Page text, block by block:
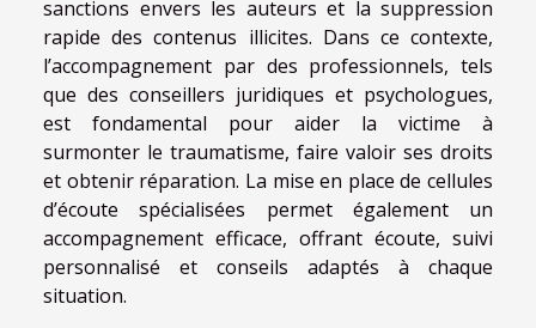
sanctions envers les auteurs et la suppression
rapide des contenus illicites. Dans ce contexte,
l’accompagnement par des professionnels, tels
que des conseillers juridiques et psychologues,
est fondamental pour aider la victime à
surmonter le traumatisme, faire valoir ses droits
et obtenir réparation. La mise en place de cellules
d’écoute spécialisées permet également un
accompagnement efficace, offrant écoute, suivi
personnalisé et conseils adaptés à chaque
situation.